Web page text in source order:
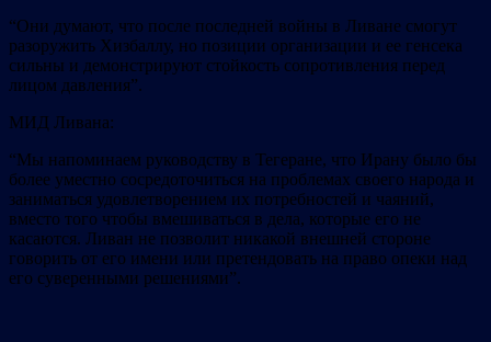
“Они думают, что после последней войны в Ливане смогут
разоружить Хизбаллу, но позиции организации и ее генсека
сильны и демонстрируют стойкость сопротивления перед
лицом давления”.
МИД Ливана:
“Мы напоминаем руководству в Тегеране, что Ирану было бы
более уместно сосредоточиться на проблемах своего народа и
заниматься удовлетворением их потребностей и чаяний,
вместо того чтобы вмешиваться в дела, которые его не
касаются. Ливан не позволит никакой внешней стороне
говорить от его имени или претендовать на право опеки над
его суверенными решениями”.